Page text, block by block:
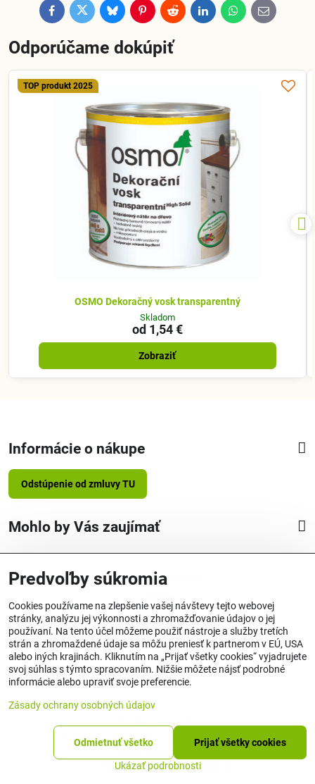
FacebookTwitterBlueskyPinterestRedditLinkedInWhatsApp
E-
mail
Odporúčame dokúpiť
TOP produkt 2025
OSMO Dekoračný vosk transparentný
Skladom
od 1,54 €
Zobraziť
Informácie o nákupe
Odstúpenie od zmluvy TU
Mohlo by Vás zaujímať
Vyrobené v Nemecku
Originálne produkty OSMO
©2026Copyright
Predvoľby súkromiaZásady ochrany osobných údajov
Stav objednávky
Vytvorené pomocou:BiznisWeb.sk
Predvoľby súkromia
Cookies používame na zlepšenie vašej návštevy tejto webovej
stránky, analýzu jej výkonnosti a zhromažďovanie údajov o jej
používaní. Na tento účel môžeme použiť nástroje a služby tretích
strán a zhromaždené údaje sa môžu preniesť k partnerom v EÚ, USA
alebo iných krajinách. Kliknutím na „Prijať všetky cookies“ vyjadrujete
svoj súhlas s týmto spracovaním. Nižšie môžete nájsť podrobné
informácie alebo upraviť svoje preferencie.
Zásady ochrany osobných údajov
Ukázať podrobnosti
Prijať všetky cookies
Odmietnuť všetko